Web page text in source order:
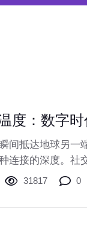
度：数字
间抵达地球另一
连接的深度。社
成了当代人情感
31817 0